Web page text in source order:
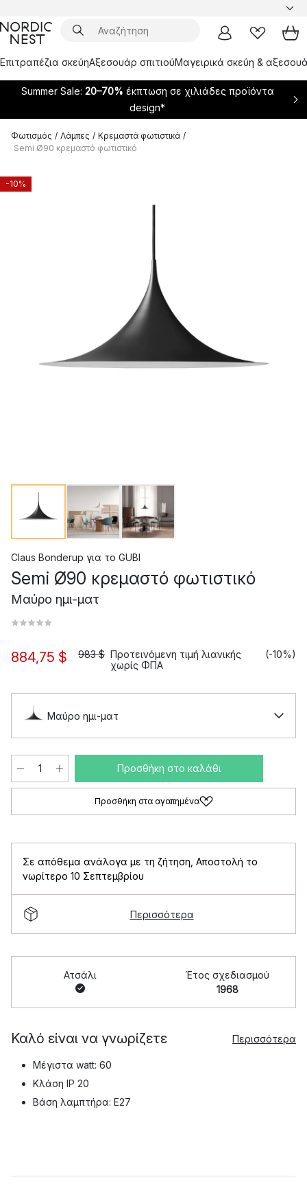
Επιτραπέζια σκεύηΑξεσουάρ σπιτιούΜαγειρικά σκεύη &
Summer Sale: 20–70% έκπτωση σε χιλιάδες προϊόντα
design*
Φωτισμός / Λάμπες / Κρεμαστά φωτιστικά /
Semi Ø90 κρεμαστό φωτιστικό
-10%
Claus Bonderup για το GUBI
Semi Ø90 κρεμαστό φωτιστικό
Μαύρο ημι-ματ
884,75 $ 983 $ Προτεινόμενη τιμή λιανικής
χωρίς ΦΠΑ
(-10%)
Μαύρο ημι-ματ
Προσθήκη στο καλάθι
Προσθήκη στα αγαπημένα
Σε απόθεμα ανάλογα με τη ζήτηση Αποστολή το
νωρίτερο 10 Σεπτεμβρίου
Περισσότερα
Ατσάλι
Έτος σχεδιασμού
1968
Καλό είναι να γνωρίζετε Περισσότερα
Μέγιστα watt: 60
Κλάση IP 20
Βάση λαμπτήρα: E27